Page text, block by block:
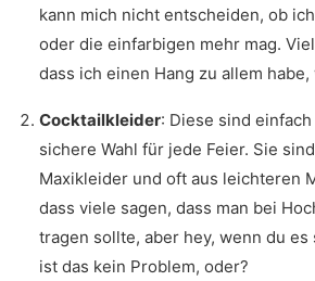
kann mich nicht entscheiden, ob
oder die einfarbigen mehr mag.
dass ich einen Hang zu allem habe,
Cocktailkleider: Diese sind
sichere Wahl für jede Feier. Sie
Maxikleider und oft aus leichteren
dass viele sagen, dass man bei
tragen sollte, aber hey, wenn du
ist das kein Problem, oder?